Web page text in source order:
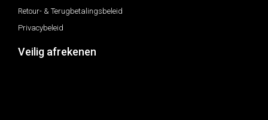
Retour- & Terugbetalingsbeleid
Privacybeleid
Veilig afrekenen